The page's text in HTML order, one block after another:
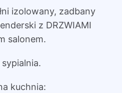
izolowany, zadbany
z DRZWIAMI
salonem.
kuchnia: